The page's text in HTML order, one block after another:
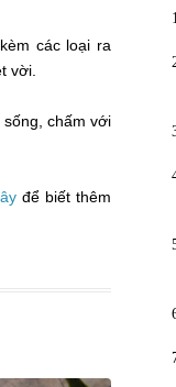
các loại ra
vời.
chấm với
để biết thêm